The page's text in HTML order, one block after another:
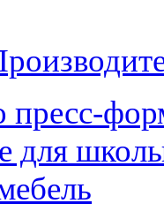
пресс-
для